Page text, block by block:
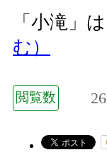
「小滝」
む）
閲覧数